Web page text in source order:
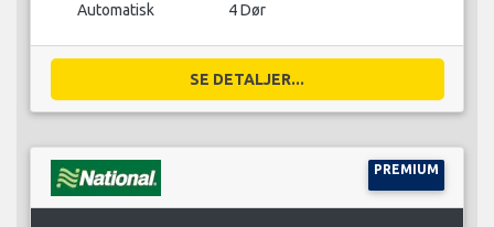
Automatisk 4 Dør
SE DETALJER...
PREMIUM